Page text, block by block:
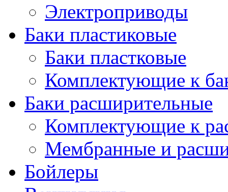
Электроприводы
Баки пластиковые
Баки пластковые
Комплектующие к
Баки расширительные
Комплектующие к
Мембранные и
Бойлеры